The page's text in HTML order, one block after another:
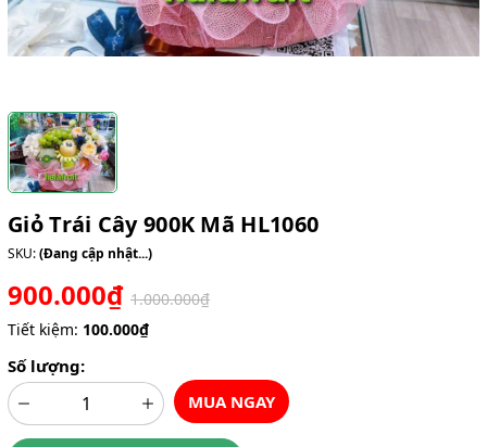
Giỏ Trái Cây 900K Mã HL1060
SKU:(Đang cập nhật...)
900.000₫ 1.000.000₫
Tiết kiệm: 100.000₫
Số lượng:
MUA NGAY